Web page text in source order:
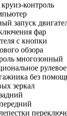
контроль
запуск
фар
с кнопки
обзора
многозонный
рулевое
без
зеркал